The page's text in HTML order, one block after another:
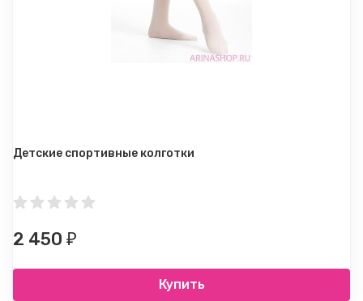
Детские спортивные колготки
2 450 ₽
Купить